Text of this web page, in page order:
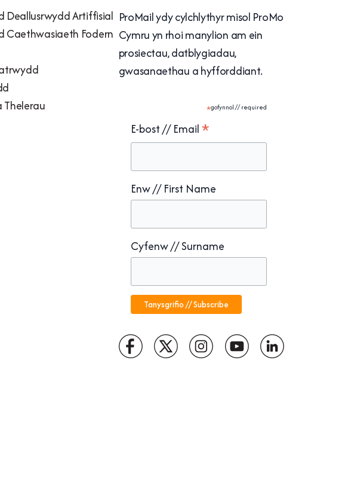
Deallusrwydd Artiffisial
Caethwasiaeth Fodern
ProMail ydy cylchlythyr misol ProMo
Cymru yn rhoi manylion am ein
prosiectau, datblygiadau,
gwasanaethau a hyfforddiant.
*gofynnol // required
E-bost // Email*
Enw // First Name
Cyfenw // Surname